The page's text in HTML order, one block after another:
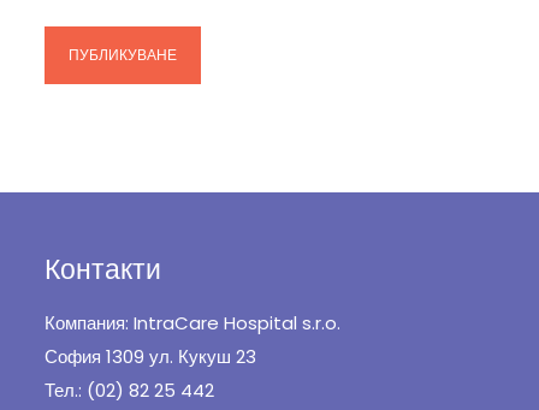
Контакти
Компания: IntraCare Hospital s.r.o.
София 1309 ул. Кукуш 23
Тел.: (02) 82 25 442